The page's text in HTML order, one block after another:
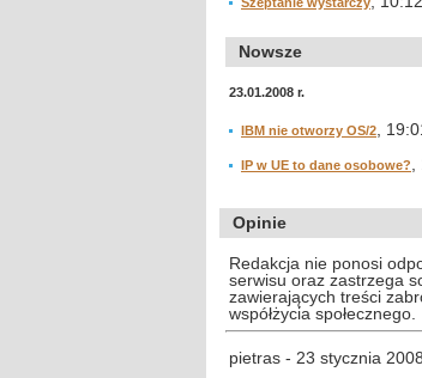
Nowsze
23.01.2008 r.
IBM nie otworzy OS/2 ,
IP w UE to dane osobowe?
Opinie
Redakcja nie ponosi
serwisu oraz zastrzega
zawierających treści
współżycia społecznego.
pietras - 23 stycznia